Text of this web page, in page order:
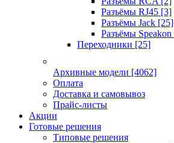
Разъёмы RJ45 [3]
Разъёмы Jack [25]
Разъёмы Speakon
Переходники [25]
Архивные модели [4062]
Оплата
Доставка и самовывоз
Прайс-листы
Акции
Готовые решения
Типовые решения